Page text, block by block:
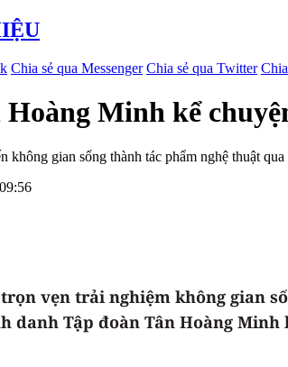
Chia sẻ qua Messenger Chia sẻ qua Twitter
Hoàng Minh kể
không gian sống thành tác phẩm nghệ thuật
vẹn trải nghiệm không gian
danh Tập đoàn Tân Hoàng